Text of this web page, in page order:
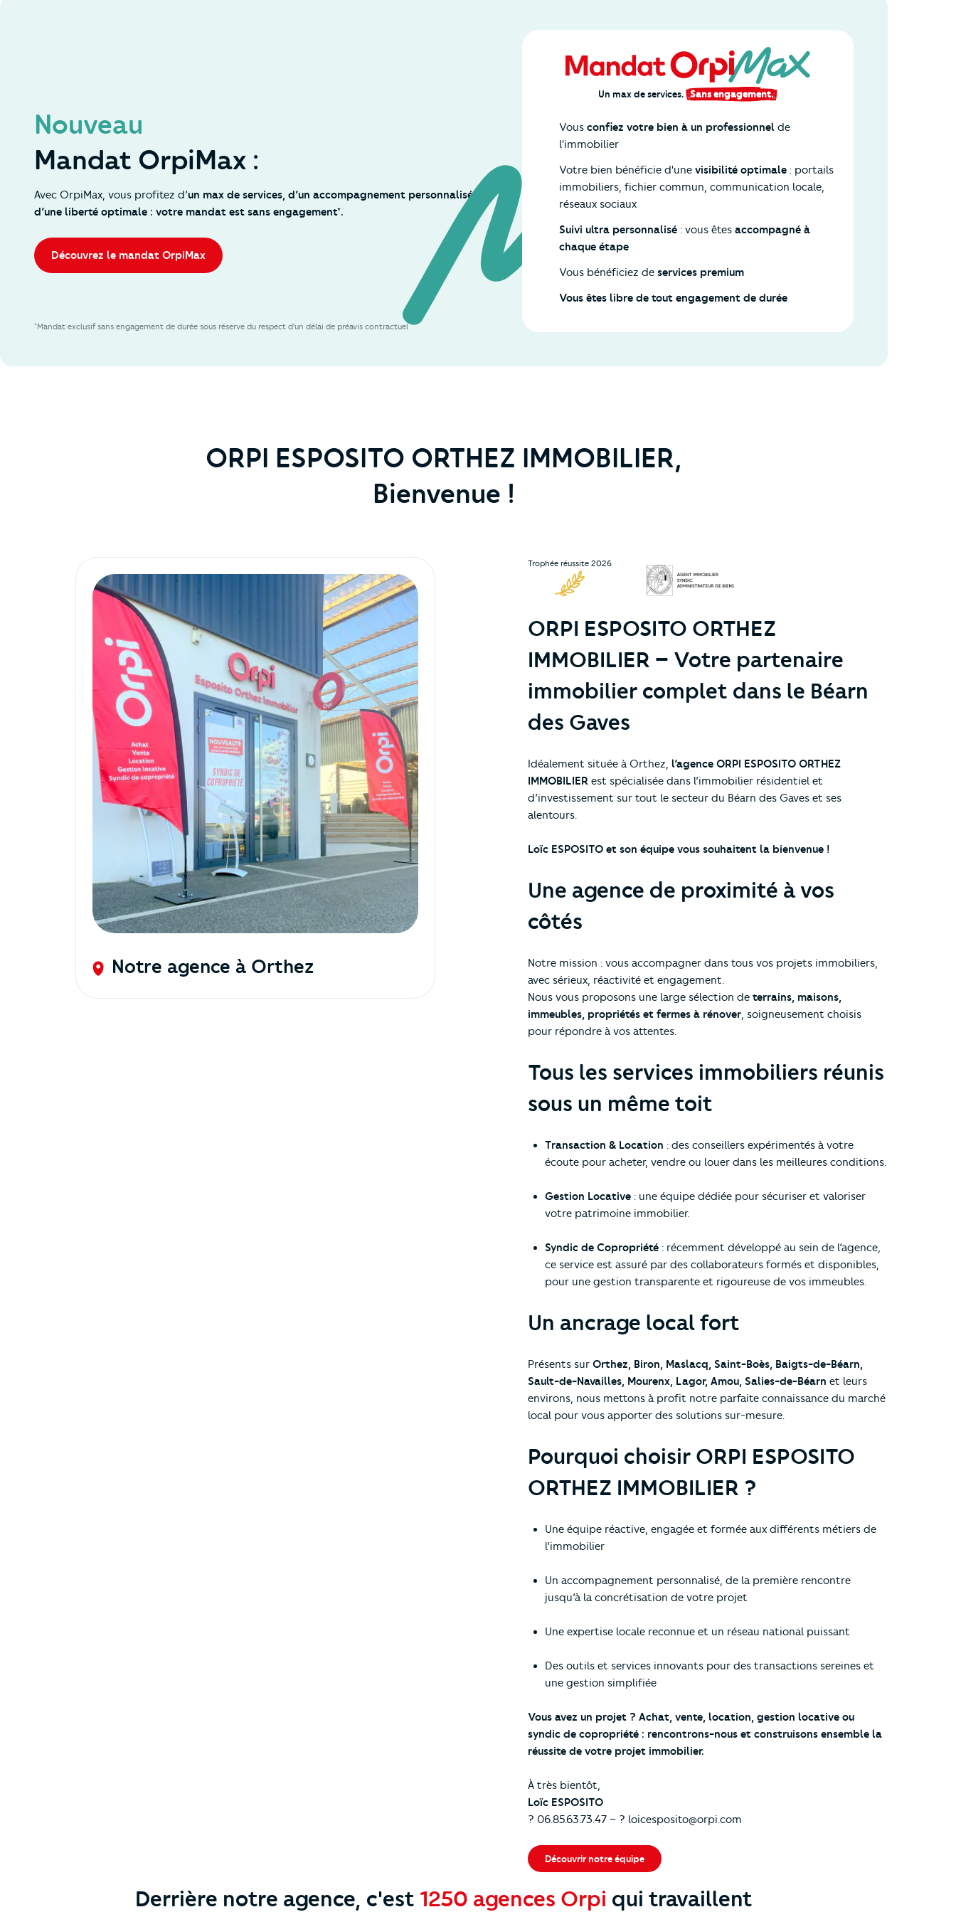
Nouveau
Mandat OrpiMax :
Avec OrpiMax, vous profitez d’un max de services, d’un accompagnement personnalisé et
d’une liberté optimale : votre mandat est sans engagement*.
Découvrez le mandat OrpiMax
Un max de services. Sans engagement.
Vous confiez votre bien à un professionnel de
l'immobilier
Votre bien bénéficie d'une visibilité optimale : portails
immobiliers, fichier commun, communication locale,
réseaux sociaux
Suivi ultra personnalisé : vous êtes accompagné à
chaque étape
Vous bénéficiez de services premium
Vous êtes libre de tout engagement de durée
*Mandat exclusif sans engagement de durée sous réserve du respect d'un délai de préavis contractuel
ORPI ESPOSITO ORTHEZ IMMOBILIER,
Bienvenue !
Notre agence à Orthez
Trophée réussite 2026
ORPI ESPOSITO ORTHEZ
IMMOBILIER – Votre partenaire
immobilier complet dans le Béarn
des Gaves
Idéalement située à Orthez, l’agence ORPI ESPOSITO ORTHEZ
IMMOBILIER est spécialisée dans l’immobilier résidentiel et
d’investissement sur tout le secteur du Béarn des Gaves et ses
alentours.
Loïc ESPOSITO et son équipe vous souhaitent la bienvenue !
Une agence de proximité à vos
côtés
Notre mission : vous accompagner dans tous vos projets immobiliers,
avec sérieux, réactivité et engagement.
Nous vous proposons une large sélection de terrains, maisons,
immeubles, propriétés et fermes à rénover, soigneusement choisis
pour répondre à vos attentes.
Tous les services immobiliers réunis
sous un même toit
Transaction & Location : des conseillers expérimentés à votre
écoute pour acheter, vendre ou louer dans les meilleures conditions.
Gestion Locative : une équipe dédiée pour sécuriser et valoriser
votre patrimoine immobilier.
Syndic de Copropriété : récemment développé au sein de l’agence,
ce service est assuré par des collaborateurs formés et disponibles,
pour une gestion transparente et rigoureuse de vos immeubles.
Un ancrage local fort
Présents sur Orthez, Biron, Maslacq, Saint-Boès, Baigts-de-Béarn,
Sault-de-Navailles, Mourenx, Lagor, Amou, Salies-de-Béarn et leurs
environs, nous mettons à profit notre parfaite connaissance du marché
local pour vous apporter des solutions sur-mesure.
Pourquoi choisir ORPI ESPOSITO
ORTHEZ IMMOBILIER ?
Une équipe réactive, engagée et formée aux différents métiers de
l’immobilier
Un accompagnement personnalisé, de la première rencontre
jusqu’à la concrétisation de votre projet
Une expertise locale reconnue et un réseau national puissant
Des outils et services innovants pour des transactions sereines et
une gestion simplifiée
Vous avez un projet ? Achat, vente, location, gestion locative ou
syndic de copropriété : rencontrons-nous et construisons ensemble la
réussite de votre projet immobilier.
À très bientôt,
Loïc ESPOSITO
? 06.85.63.73.47 – ? loicesposito@orpi.com
Découvrir notre équipe
Derrière notre agence, c'est 1250 agences Orpi qui travaillent